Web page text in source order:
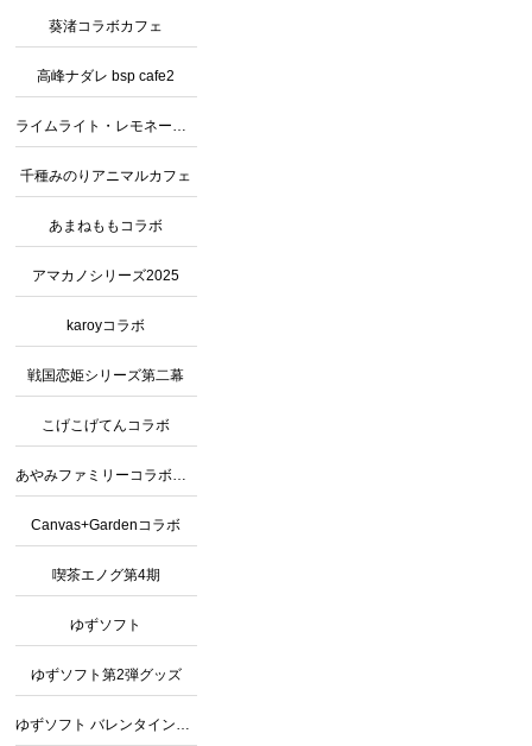
葵渚コラボカフェ
高峰ナダレ bsp cafe2
千種みのりアニマルカフェ
あまねももコラボ
アマカノシリーズ2025
karoyコラボ
戦国恋姫シリーズ第二幕
こげこげてんコラボ
Canvas+Gardenコラボ
喫茶エノグ第4期
ゆずソフト
ゆずソフト第2弾グッズ